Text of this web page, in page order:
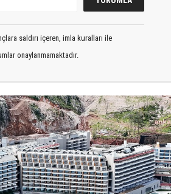
saldırı içeren, imla kuralları ile
onaylanmamaktadır.